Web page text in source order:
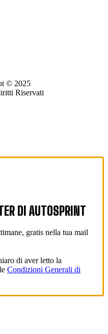
© 2025
Riservati
DI AUTOSPRINT
gratis nella tua mail
di aver letto la
Condizioni Generali di